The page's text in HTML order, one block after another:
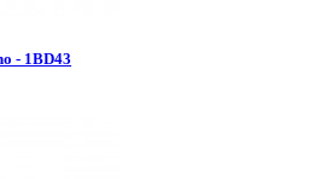
- 1BD43